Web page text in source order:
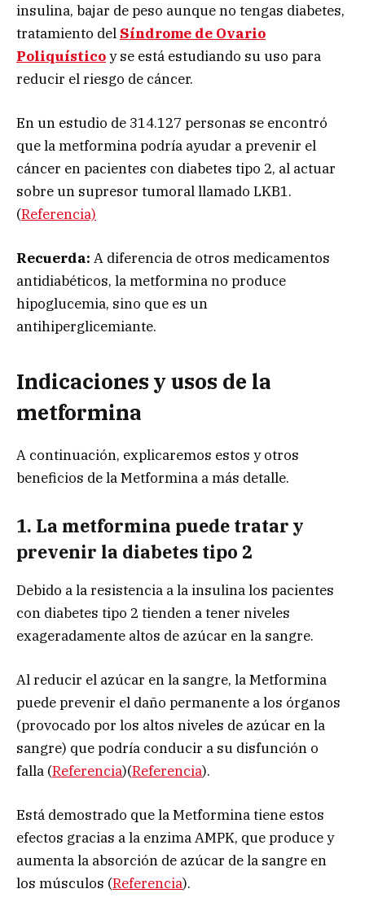
insulina, bajar de peso aunque no tengas diabetes,
tratamiento del Síndrome de Ovario
Poliquísticoy se está estudiando su uso para
reducir el riesgo de cáncer.
En un estudio de 314.127 personas se encontró
que la metformina podría ayudar a prevenir el
cáncer en pacientes con diabetes tipo 2, al actuar
sobre un supresor tumoral llamado LKB1.
(Referencia)
Recuerda: A diferencia de otros medicamentos
antidiabéticos, la metformina no produce
hipoglucemia, sino que es un
antihiperglicemiante.
Indicaciones y usos de la
metformina
A continuación, explicaremos estos y otros
beneficios de la Metformina a más detalle.
1. La metformina puede tratar y
prevenir la diabetes tipo 2
Debido a la resistencia a la insulina los pacientes
con diabetes tipo 2 tienden a tener niveles
exageradamente altos de azúcar en la sangre.
Al reducir el azúcar en la sangre, la Metformina
puede prevenir el daño permanente a los órganos
(provocado por los altos niveles de azúcar en la
sangre) que podría conducir a su disfunción o
falla (Referencia)(Referencia).
Está demostrado que la Metformina tiene estos
efectos gracias a la enzima AMPK, que produce y
aumenta la absorción de azúcar de la sangre en
los músculos (Referencia).